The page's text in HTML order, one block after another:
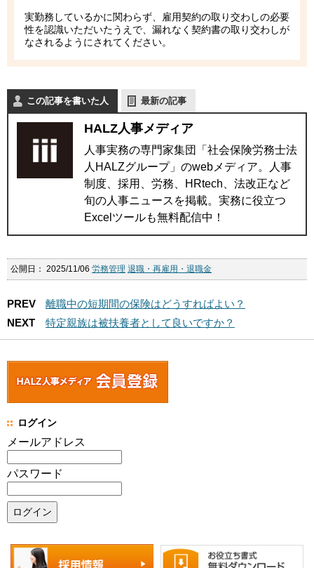
実勤務しているかに関わらず、雇用契約の取り交わしの必要
性を認識いただいたうえで、漏れなく契約書の取り交わしが
なされるようにされてください。
この記事を書いた人 最新の記事
HALZ人事メディア
人事実務の専門家集団「社会保険労務士法
人HALZグループ」のwebメディア。人事
制度、採用、労務、HRtech、法改正など
旬の人事ニュースを掲載。実務に役立つ
Excelツールも無料配信中！
公開日： 2025/11/06 労務管理 退職・再雇用・退職金
PREV
離職中の短期間の保険はどうすればよい？
NEXT
特定親族は被扶養者として良いですか？
ログイン
メールアドレス
パスワード